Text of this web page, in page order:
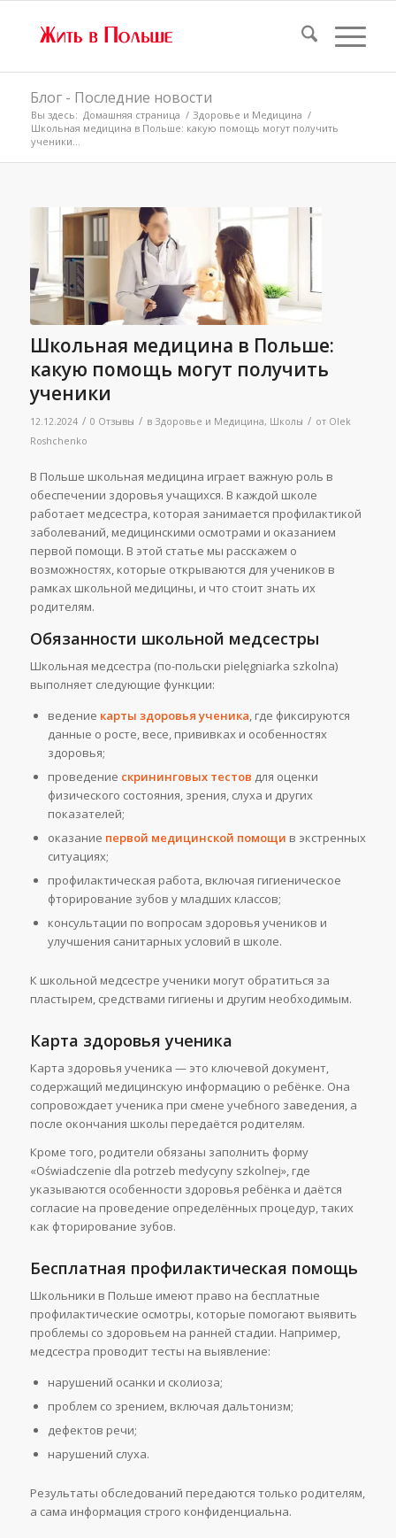
Блог - Последние новости
Вы здесь: Домашняя страница / Здоровье и Медицина /
Школьная медицина в Польше: какую помощь могут получить
ученики...
Школьная медицина в Польше:
какую помощь могут получить
ученики
12.12.2024 / 0 Отзывы / в Здоровье и Медицина, Школы / от Olek
Roshchenko
В Польше школьная медицина играет важную роль в
обеспечении здоровья учащихся. В каждой школе
работает медсестра, которая занимается профилактикой
заболеваний, медицинскими осмотрами и оказанием
первой помощи. В этой статье мы расскажем о
возможностях, которые открываются для учеников в
рамках школьной медицины, и что стоит знать их
родителям.
Обязанности школьной медсестры
Школьная медсестра (по-польски pielęgniarka szkolna)
выполняет следующие функции:
ведение карты здоровья ученика, где фиксируются
данные о росте, весе, прививках и особенностях
здоровья;
проведение скрининговых тестов для оценки
физического состояния, зрения, слуха и других
показателей;
оказание первой медицинской помощи в экстренных
ситуациях;
профилактическая работа, включая гигиеническое
фторирование зубов у младших классов;
консультации по вопросам здоровья учеников и
улучшения санитарных условий в школе.
К школьной медсестре ученики могут обратиться за
пластырем, средствами гигиены и другим необходимым.
Карта здоровья ученика
Карта здоровья ученика — это ключевой документ,
содержащий медицинскую информацию о ребёнке. Она
сопровождает ученика при смене учебного заведения, а
после окончания школы передаётся родителям.
Кроме того, родители обязаны заполнить форму
«Oświadczenie dla potrzeb medycyny szkolnej», где
указываются особенности здоровья ребёнка и даётся
согласие на проведение определённых процедур, таких
как фторирование зубов.
Бесплатная профилактическая помощь
Школьники в Польше имеют право на бесплатные
профилактические осмотры, которые помогают выявить
проблемы со здоровьем на ранней стадии. Например,
медсестра проводит тесты на выявление:
нарушений осанки и сколиоза;
проблем со зрением, включая дальтонизм;
дефектов речи;
нарушений слуха.
Результаты обследований передаются только родителям,
а сама информация строго конфиденциальна.